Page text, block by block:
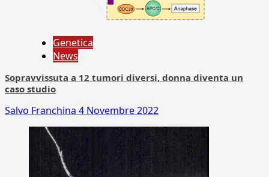
Genetica
News
Sopravvissuta a 12 tumori diversi, donna diventa un
caso studio
Salvo Franchina 4 Novembre 2022